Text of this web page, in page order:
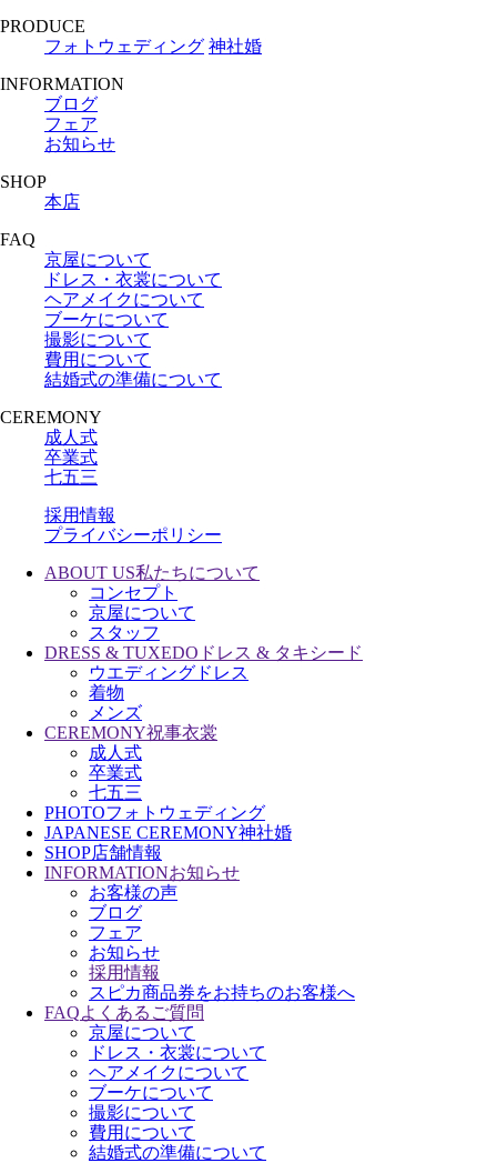
PRODUCE
フォトウェディング 神社婚
INFORMATION
ブログ
フェア
お知らせ
SHOP
本店
FAQ
京屋について
ドレス・衣裳について
ヘアメイクについて
ブーケについて
撮影について
費用について
結婚式の準備について
CEREMONY
成人式
卒業式
七五三
採用情報
プライバシーポリシー
ABOUT US私たちについて
コンセプト
京屋について
スタッフ
DRESS & TUXEDO ドレス & タキシード
ウエディングドレス
着物
メンズ
CEREMONY祝事衣裳
成人式
卒業式
七五三
PHOTOフォトウェディング
JAPANESE CEREMONY神社婚
SHOP店舗情報
INFORMATIONお知らせ
お客様の声
ブログ
フェア
お知らせ
採用情報
スピカ商品券をお持ちのお客様へ
FAQよくあるご質問
京屋について
ドレス・衣裳について
ヘアメイクについて
ブーケについて
撮影について
費用について
結婚式の準備について